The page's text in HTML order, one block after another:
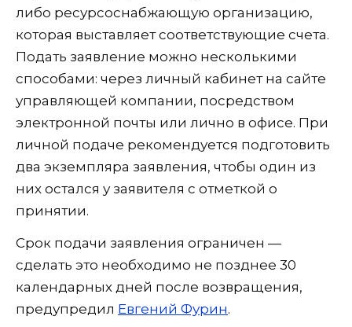
либо ресурсоснабжающую организацию,
которая выставляет соответствующие счета.
Подать заявление можно несколькими
способами: через личный кабинет на сайте
управляющей компании, посредством
электронной почты или лично в офисе. При
личной подаче рекомендуется подготовить
два экземпляра заявления, чтобы один из
них остался у заявителя с отметкой о
принятии.
Срок подачи заявления ограничен —
сделать это необходимо не позднее 30
календарных дней после возвращения,
предупредил Евгений Фурин.